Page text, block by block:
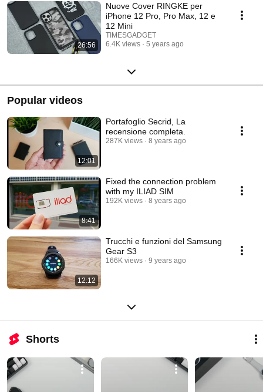
26:56
Nuove Cover RINGKE per
iPhone 12 Pro, Pro Max, 12 e
12 Mini
TIMESGADGET
6.4K views
5 years ago
Popular videos
12:01
Portafoglio Secrid, La
recensione completa.
287K views 8 years ago
8:41
Fixed the connection problem
with my ILIAD SIM
192K views 8 years ago
12:12
Trucchi e funzioni del Samsung
Gear S3
166K views 9 years ago
Shorts